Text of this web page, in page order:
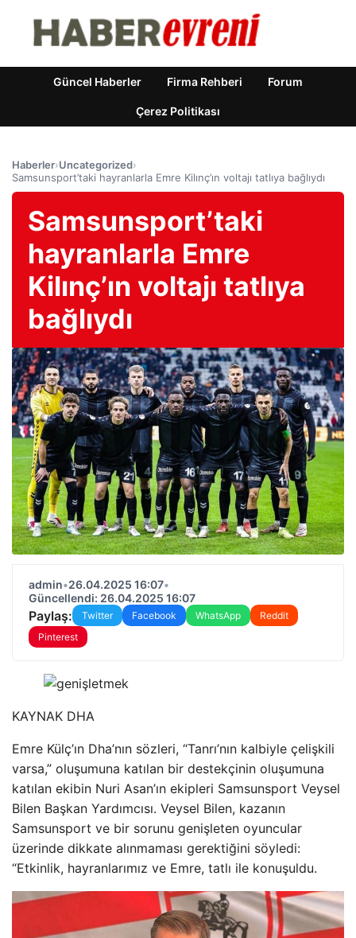
Güncel Haberler Firma Rehberi Forum
Çerez Politikası
Haberler›Uncategorized›
Samsunsport’taki hayranlarla Emre Kilınç’ın voltajı tatlıya bağlıydı
Samsunsport’taki
hayranlarla Emre
Kilınç’ın voltajı tatlıya
bağlıydı
admin•26.04.2025 16:07•
Güncellendi: 26.04.2025 16:07
Paylaş: Twitter Facebook WhatsApp
Reddit
Pinterest
KAYNAK DHA
Emre Külç’ın Dha’nın sözleri, “Tanrı’nın kalbiyle çelişkili
varsa,” oluşumuna katılan bir destekçinin oluşumuna
katılan ekibin Nuri Asan’ın ekipleri Samsunsport Veysel
Bilen Başkan Yardımcısı. Veysel Bilen, kazanın
Samsunsport ve bir sorunu genişleten oyuncular
üzerinde dikkate alınmaması gerektiğini söyledi:
“Etkinlik, hayranlarımız ve Emre, tatlı ile konuşuldu.